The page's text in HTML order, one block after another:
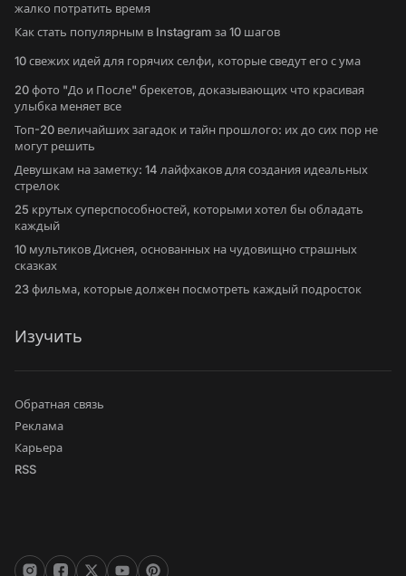
жалко потратить время
Как стать популярным в Instagram за 10 шагов
10 свежих идей для горячих селфи, которые сведут его с ума
20 фото "До и После" брекетов, доказывающих что красивая
улыбка меняет все
Топ-20 величайших загадок и тайн прошлого: их до сих пор не
могут решить
Девушкам на заметку: 14 лайфхаков для создания идеальных
стрелок
25 крутых суперспособностей, которыми хотел бы обладать
каждый
10 мультиков Диснея, основанных на чудовищно страшных
сказках
23 фильма, которые должен посмотреть каждый подросток
Изучить
Обратная связь
Реклама
Карьера
RSS